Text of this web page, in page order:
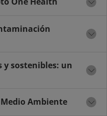
y sostenibles: un
Ambiente